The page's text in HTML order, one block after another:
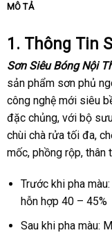
MÔ TẢ
1. Thông Tin
Sơn Siêu Bóng Nội
sản phẩm sơn phủ
công nghệ mới siêu
đặc chủng, với bộ
chùi chà rửa tối đa,
mốc, phồng rộp, thân
Trước khi pha
hỗn hợp 40 – 45%
Sau khi pha màu: